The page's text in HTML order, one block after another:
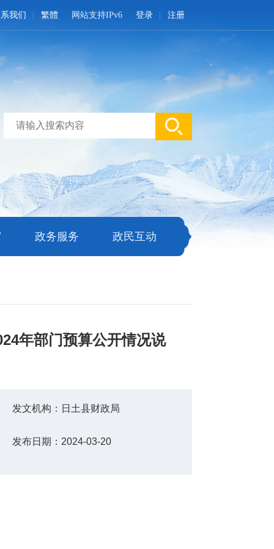
登录 注册
网站支持IPv6
我们 繁體
政务服务 政民互动
年部门预算公开情况说
发文机构： 日土县财政局
发布日期： 2024-03-20